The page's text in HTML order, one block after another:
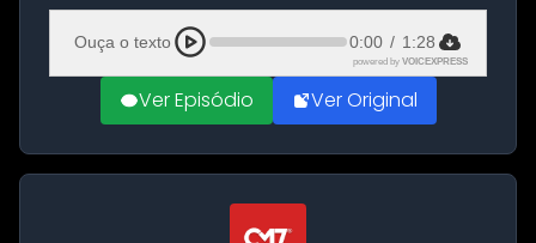
feito até 20 de ag...
Ouça o texto 0:00 / 1:28
powered by VOICEXPRESS
Ver Episódio Ver Original